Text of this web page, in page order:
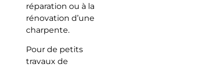
réparation ou à la
rénovation d’une
charpente.
Pour de petits
travaux de